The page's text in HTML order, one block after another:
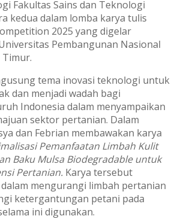
Fakultas Sains dan Teknologi
kedua dalam lomba karya tulis
2025 yang digelar
Pembangunan Nasional
Timur.
tema inovasi teknologi untuk
dan menjadi wadah bagi
Indonesia dalam menyampaikan
sektor pertanian. Dalam
dan Febrian membawakan karya
Pemanfaatan Limbah Kulit
Baku Mulsa Biodegradable untuk
Pertanian. Karya tersebut
mengurangi limbah pertanian
ketergantungan petani pada
ini digunakan.